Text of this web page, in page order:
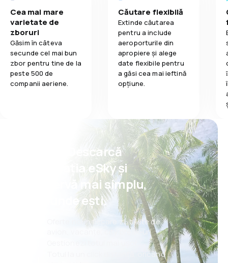
Transportul
Cea mai mare
varietate de
zboruri
Găsim în câteva
secunde cel mai bun
zbor pentru tine de la
peste 500 de
companii aeriene.
Căutare flexibilă
Extinde căutarea
pentru a include
aeroporturile din
apropiere și alege
date flexibile pentru
a găsi cea mai ieftină
opțiune.
Psst! Descarcă
aplicația eSky și
rezervă mai simplu,
oriunde ești.
Oferte noi în fiecare zi: bilete de
avion, vacanțe, city break-uri
Totul la un click distanță, oricând